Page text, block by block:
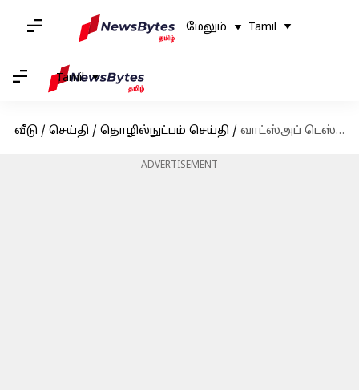
மேலும் Tamil
Tamil
வீடு / செய்தி / தொழில்நுட்பம் செய்தி / வாட்ஸ்அப் டெஸ்க்டாப் வெர்ஷன பயன்படுத்துனா ஹேக்கிங் ஆபத்து; மத்திய அரசு எச்சரிக்கை
ADVERTISEMENT